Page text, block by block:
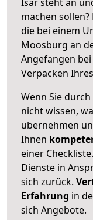
machen
die bei einem
Moosburg an
Angefangen
Verpacken
Wenn Sie
nicht wissen,
übernehmen
Ihnen
einer Checkliste.
Dienste in
sich zurück.
Erfahrung in
sich Angebote.